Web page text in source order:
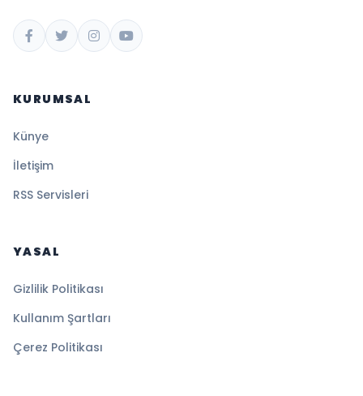
KURUMSAL
Künye
İletişim
RSS Servisleri
YASAL
Gizlilik Politikası
Kullanım Şartları
Çerez Politikası